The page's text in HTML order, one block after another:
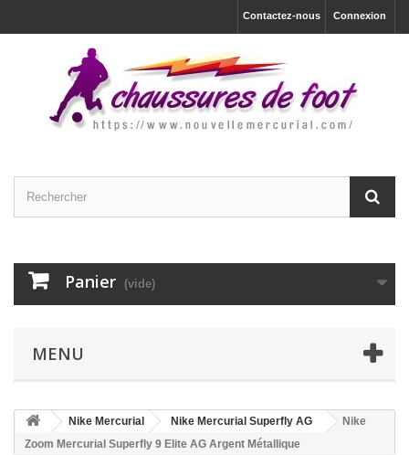
Connexion
Contactez-nous
Panier (vide)
MENU
Nike Mercurial Nike Mercurial Superfly AG
Nike
Zoom Mercurial Superfly 9 Elite AG Argent Métallique